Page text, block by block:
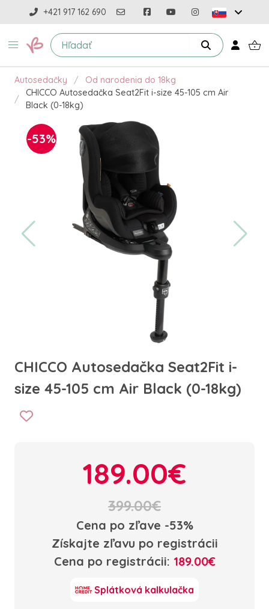
+421 917 162 690
Autosedačky
Od narodenia do 18kg
CHICCO Autosedačka Seat2Fit i-size 45-105 cm Air
Black (0-18kg)
-53%
CHICCO Autosedačka Seat2Fit i-
size 45-105 cm Air Black (0-18kg)
189.00€
399.00€
Cena po zľave -53%
Získajte zľavu po registrácii
Cena po registrácii: 189.00€
Splátková kalkulačka